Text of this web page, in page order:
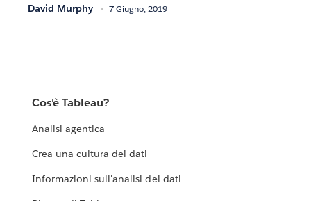
David Murphy 7 Giugno, 2019
Cos'è Tableau?
Analisi agentica
Crea una cultura dei dati
Informazioni sull'analisi dei dati